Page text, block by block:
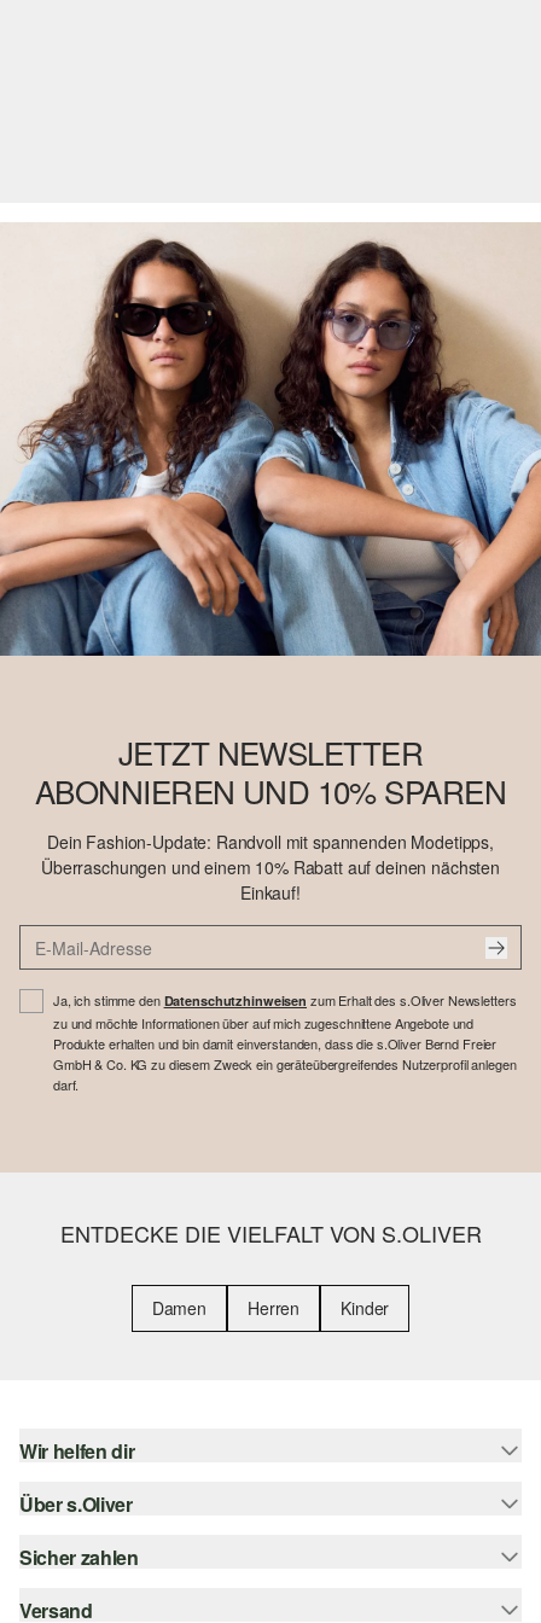
JETZT NEWSLETTER
ABONNIEREN UND 10% SPAREN
Dein Fashion-Update: Randvoll mit spannenden Modetipps,
Überraschungen und einem 10% Rabatt auf deinen nächsten
Einkauf!
Ja, ich stimme den Datenschutzhinweisen zum Erhalt des s.Oliver Newsletters
zu und möchte Informationen über auf mich zugeschnittene Angebote und
Produkte erhalten und bin damit einverstanden, dass die s.Oliver Bernd Freier
GmbH & Co. KG zu diesem Zweck ein geräteübergreifendes Nutzerprofil anlegen
darf.
ENTDECKE DIE VIELFALT VON S.OLIVER
Damen Herren Kinder
Wir helfen dir
Hilfe & FAQ
Größenberatung
Über s.Oliver
s.Oliver Magazin
Whatsapp
Sicher zahlen
Rechnung
Versand